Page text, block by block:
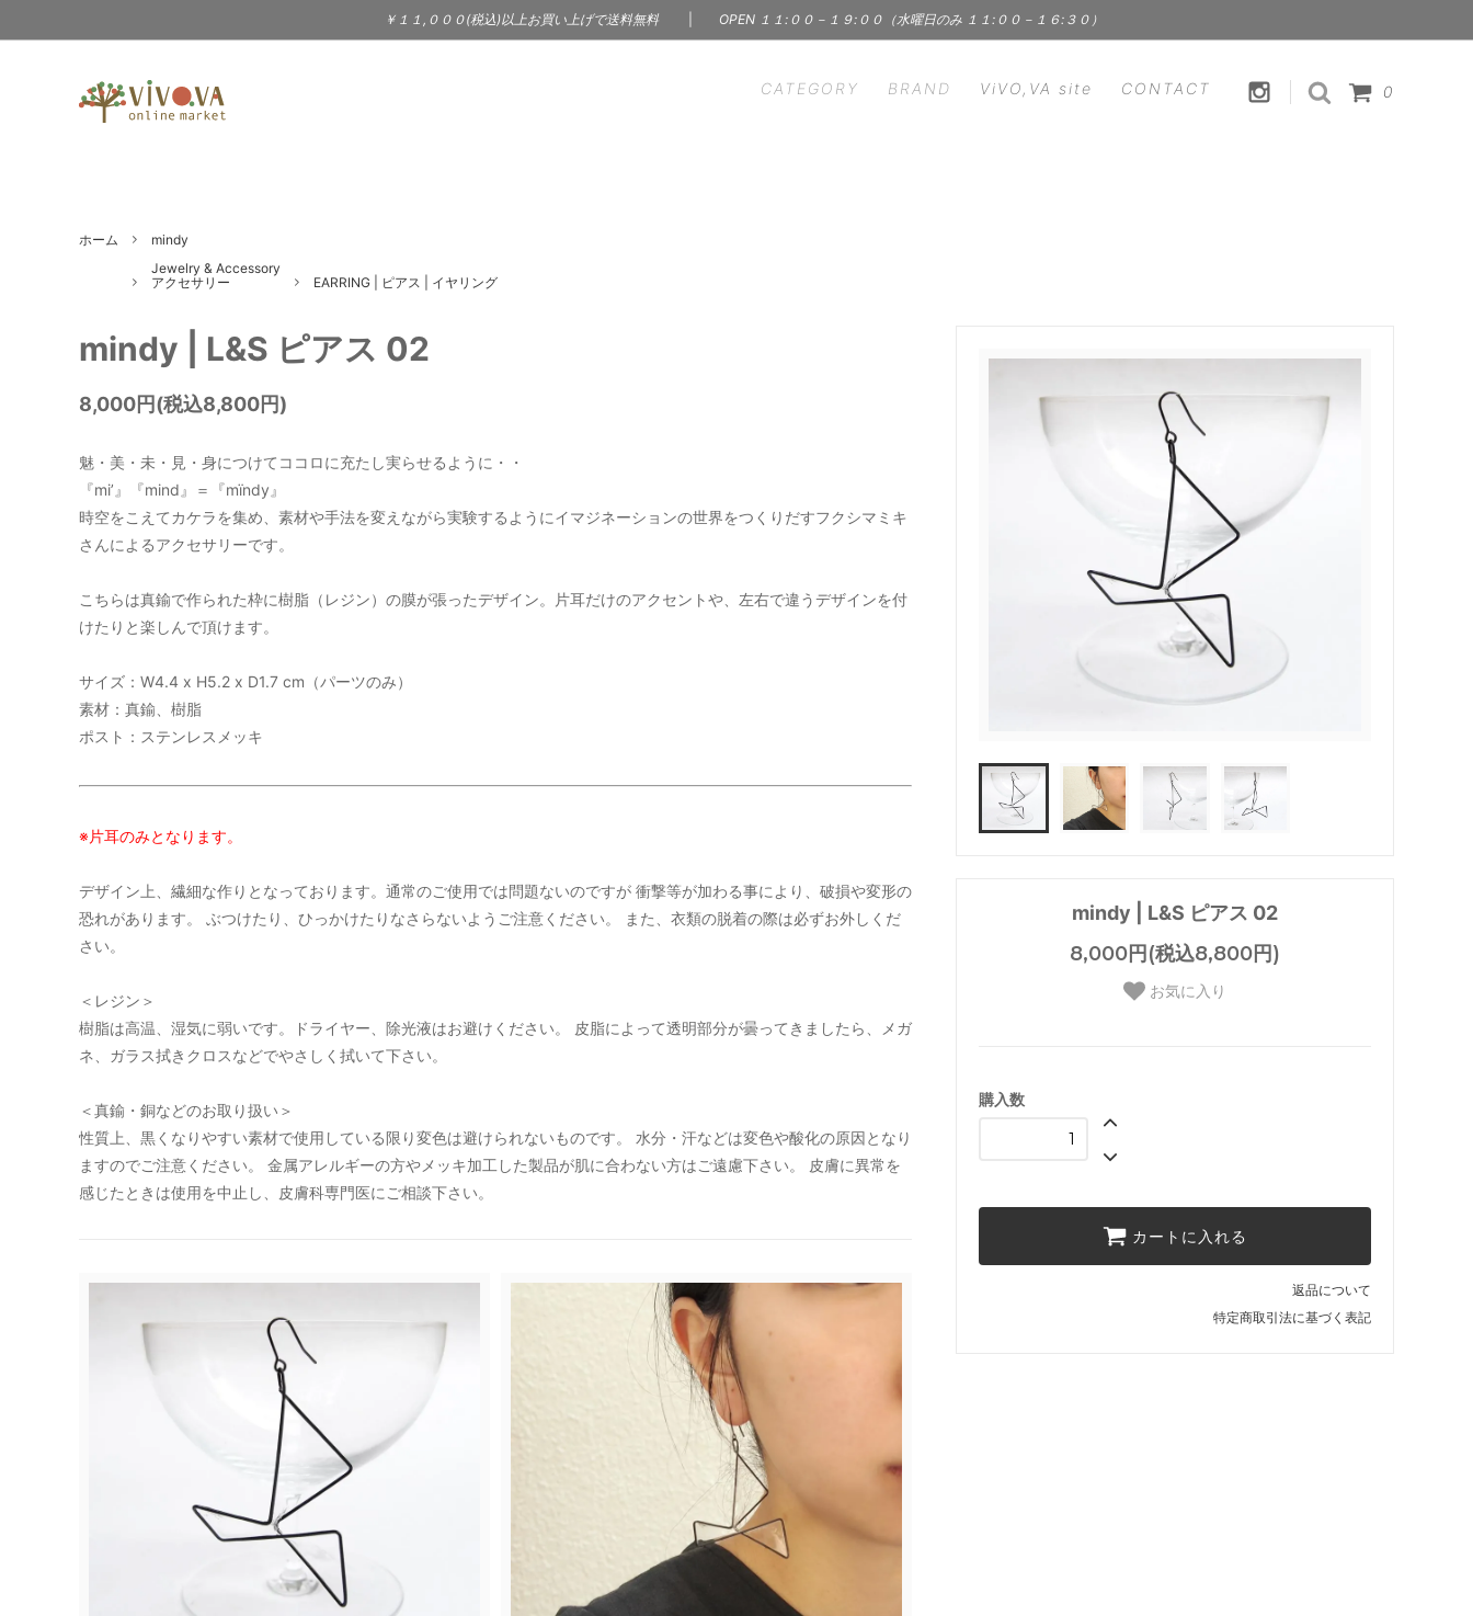
￥１１,０００(税込)以上お買い上げで送料無料| OPEN １１:００－１９:００（水曜日のみ １１:００－１６:３０）
0
CATEGORY
服 | 服飾小物 | シューズ
STATIONERY
MUSIC
PRICE DOWN
BRAND
gena kuwan
Melissa Joy Manning（アクセサ
リー）
Merchant & Mills（裁縫道具）
MOGNO6.（内田洋一朗） MOONSTAR／ALWEATHER ONE KILN CERAMICS
Price&Kensington（ティーポッ
RHYTHMOS SHOES LIKE POTTERY SIRISIRI（アクセサリー） SOLS
Suno & Morrison trendglas JENA (耐熱ガラス）
YARN HOME
サリゲナク(ヒムカシ製図)
ViVO,VA site CONTACT
ホーム
mindy
Jewelry & Accessory
アクセサリー
EARRING | ピアス | イヤリング
mindy | L&S ピアス 02
8,000円(税込8,800円)
お気に入り
購入数
カートに入れる
返品について
特定商取引法に基づく表記
mindy | L&S ピアス 02
8,000円(税込8,800円)
魅・美・未・見・身につけてココロに充たし実らせるように・・
『mi’』『mind』＝『mïndy』
時空をこえてカケラを集め、素材や手法を変えながら実験するようにイマジネーションの世界をつくりだすフクシマミキ
さんによるアクセサリーです。
こちらは真鍮で作られた枠に樹脂（レジン）の膜が張ったデザイン。片耳だけのアクセントや、左右で違うデザインを付
けたりと楽しんで頂けます。
サイズ：W4.4 x H5.2 x D1.7 cm（パーツのみ）
素材：真鍮、樹脂
ポスト：ステンレスメッキ
※片耳のみとなります。
デザイン上、繊細な作りとなっております。通常のご使用では問題ないのですが 衝撃等が加わる事により、破損や変形の
恐れがあります。 ぶつけたり、ひっかけたりなさらないようご注意ください。 また、衣類の脱着の際は必ずお外しくだ
さい。
＜レジン＞
樹脂は高温、湿気に弱いです。ドライヤー、除光液はお避けください。 皮脂によって透明部分が曇ってきましたら、メガ
ネ、ガラス拭きクロスなどでやさしく拭いて下さい。
＜真鍮・銅などのお取り扱い＞
性質上、黒くなりやすい素材で使用している限り変色は避けられないものです。 水分・汗などは変色や酸化の原因となり
ますのでご注意ください。 金属アレルギーの方やメッキ加工した製品が肌に合わない方はご遠慮下さい。 皮膚に異常を
感じたときは使用を中止し、皮膚科専門医にご相談下さい。